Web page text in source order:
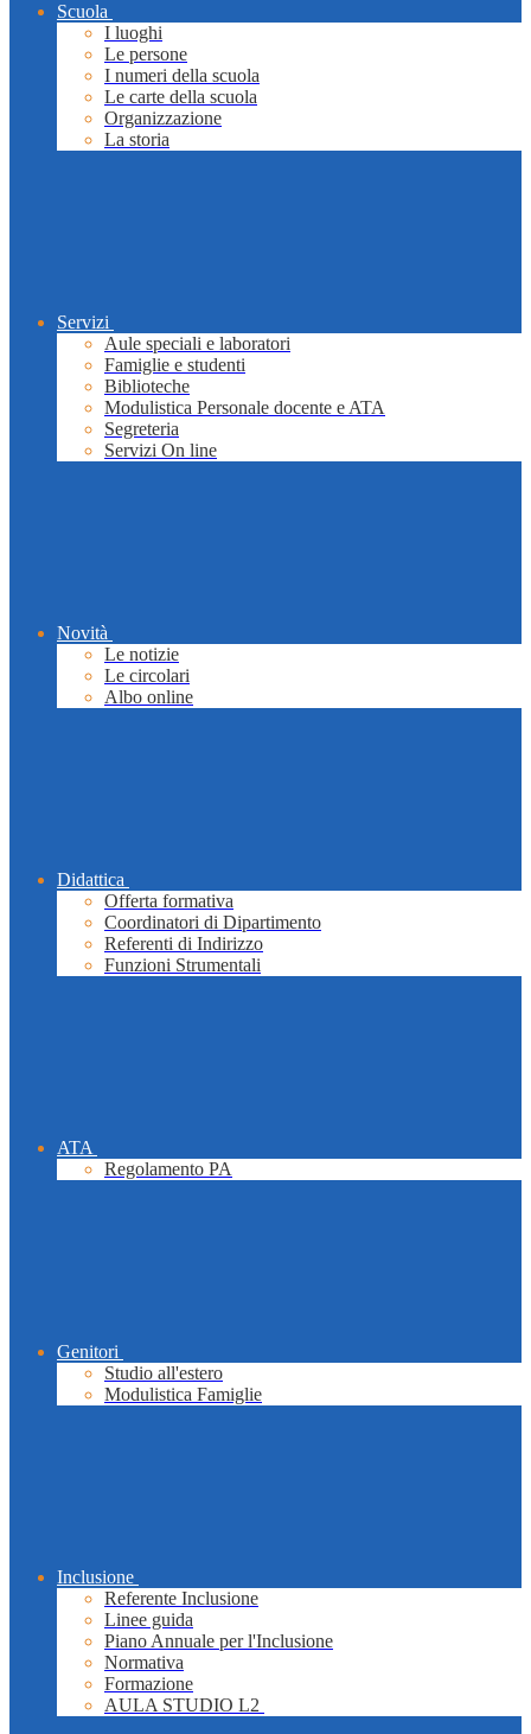
Scuola
I luoghi
Le persone
I numeri della scuola
Le carte della scuola
Organizzazione
La storia
Servizi
Aule speciali e laboratori
Famiglie e studenti
Biblioteche
Modulistica Personale docente e ATA
Segreteria
Servizi On line
Novità
Le notizie
Le circolari
Albo online
Didattica
Offerta formativa
Coordinatori di Dipartimento
Referenti di Indirizzo
Funzioni Strumentali
ATA
Regolamento PA
Genitori
Studio all'estero
Modulistica Famiglie
Inclusione
Referente Inclusione
Linee guida
Piano Annuale per l'Inclusione
Normativa
Formazione
AULA STUDIO L2